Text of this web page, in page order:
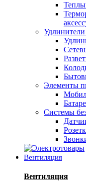
Элементы
Системы
Вентиляция
Вентиляция